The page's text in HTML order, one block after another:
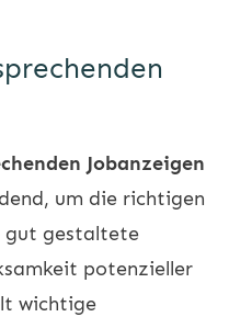
Jobanzeigen
um die richtigen
gut gestaltete
potenzieller
wichtige